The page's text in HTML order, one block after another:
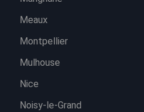
Meaux
Montpellier
Mulhouse
Nice
Noisy-le-Grand